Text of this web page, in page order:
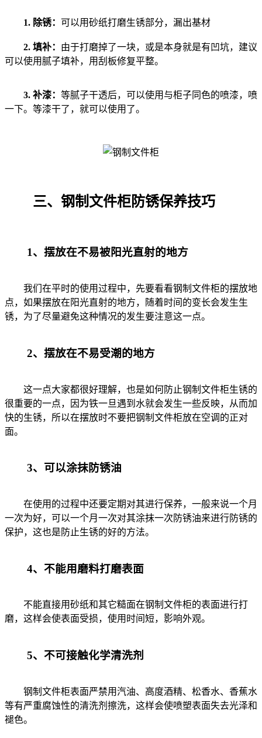
1. 除锈： 可以用砂纸打磨生锈部分，漏出基材
2. 填补： 由于打磨掉了一块，或是本身就是有凹坑，建议
可以使用腻子填补，用刮板修复平整。
3. 补漆： 等腻子干透后，可以使用与柜子同色的喷漆，喷
一下。等漆干了，就可以使用了。
三、钢制文件柜防锈保养技巧
1、摆放在不易被阳光直射的地方
我们在平时的使用过程中，先要看看钢制文件柜的摆放地
点，如果摆放在阳光直射的地方，随着时间的变长会发生生
锈，为了尽量避免这种情况的发生要注意这一点。
2、摆放在不易受潮的地方
这一点大家都很好理解，也是如何防止钢制文件柜生锈的
很重要的一点，因为铁一旦遇到水就会发生一些反映，从而加
快的生锈，所以在摆放时不要把钢制文件柜放在空调的正对
面。
3、可以涂抹防锈油
在使用的过程中还要定期对其进行保养，一般来说一个月
一次为好，可以一个月一次对其涂抹一次防锈油来进行防锈的
保护，这也是防止生锈的好的方法。
4、不能用磨料打磨表面
不能直接用砂纸和其它糙面在钢制文件柜的表面进行打
磨，这样会使表面受损，使用时间短，影响外观。
5、不可接触化学清洗剂
钢制文件柜表面严禁用汽油、高度酒精、松香水、香蕉水
等有严重腐蚀性的清洗剂擦洗，这样会使喷塑表面失去光泽和
褪色。